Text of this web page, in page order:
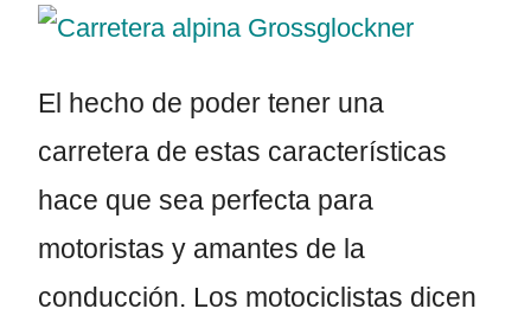
El hecho de poder tener una
carretera de estas características
hace que sea perfecta para
motoristas y amantes de la
conducción. Los motociclistas dicen